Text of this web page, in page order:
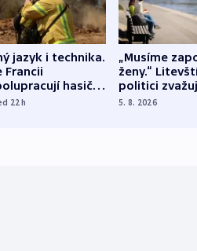
jazyk i technika.
Francii
hasiči z
zemí
22h
„Musíme
ženy.“
politici
dohodu o
5. 8. 2026